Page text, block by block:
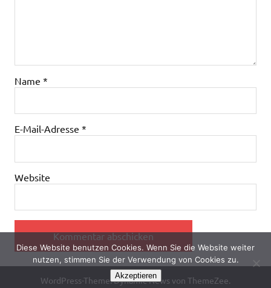
Name *
E-Mail-Adresse *
Website
WordPress-Theme: Dynamic News von ThemeZee.
Diese Website benutzen Cookies. Wenn Sie die Website weiter
nutzen, stimmen Sie der Verwendung von Cookies zu.
Akzeptieren